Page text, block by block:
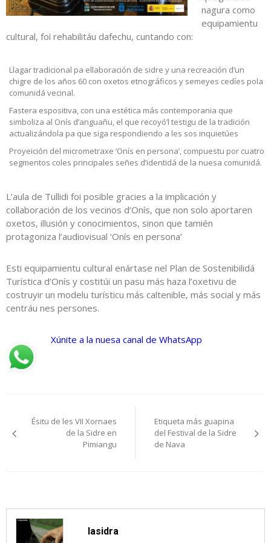
nagura como
equipamientu
cultural, foi rehabilitáu dafechu, cuntando con:
Llagar tradicional pa ellaboración de sidre y una recreación d’un
chigre de los años 60 con oxetos etnográficos y semeyes cedíes pola
comunidá vecinal.
Fastera espositiva, con una estética más contemporania que
simboliza al Onís d’anguañu, el que recoyó’l testigu de la tradición
actualizándola pa que siga respondiendo a les sos inquietúes
Proyeición del micrometraxe ‘Onís en persona’, compuestu por cuatro
segmentos coles principales señes d’identidá de la nuesa comunidá.
L’aula de Tullidi foi posible gracies a la implicación y
collaboración de los vecinos d’Onís, que non solo aportaren
oxetos, illusión y conocimientos, sinon que tamién
protagoniza l’audiovisual ‘Onís en persona’
Esti equipamientu cultural enártase nel Plan de Sostenibilidá
Turística d’Onís y costitúi un pasu más haza l’oxetivu de
costruyir un modelu turísticu más caltenible, más social y más
centráu nes persones.
Xúnite a la nuesa canal de WhatsApp
pelos
Ésitu de les VII Xornaes
de la Sidre en
Pimiangu
Etiqueta más guapina
del Festival de la Sidre
de Nava
lasidra